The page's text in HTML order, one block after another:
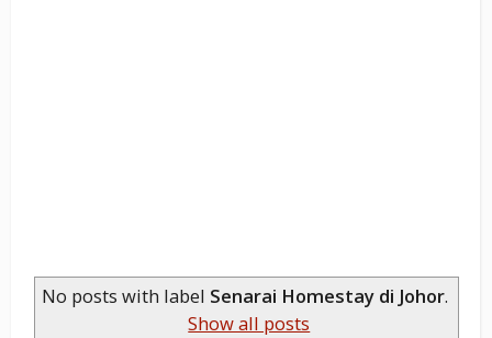
No posts with label Senarai Homestay di Johor.
Show all posts